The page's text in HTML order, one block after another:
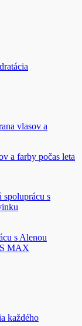
a farby počas leta
s Alenou
MAX